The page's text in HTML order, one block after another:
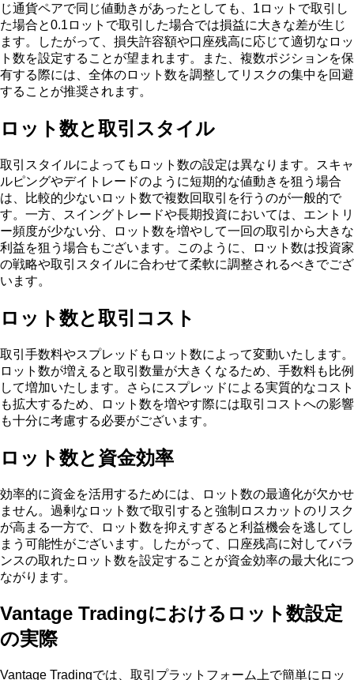
じ通貨ペアで同じ値動きがあったとしても、1ロットで取引し
た場合と0.1ロットで取引した場合では損益に大きな差が生じ
ます。したがって、損失許容額や口座残高に応じて適切なロッ
ト数を設定することが望まれます。また、複数ポジションを保
有する際には、全体のロット数を調整してリスクの集中を回避
することが推奨されます。
ロット数と取引スタイル
取引スタイルによってもロット数の設定は異なります。スキャ
ルピングやデイトレードのように短期的な値動きを狙う場合
は、比較的少ないロット数で複数回取引を行うのが一般的で
す。一方、スイングトレードや長期投資においては、エントリ
ー頻度が少ない分、ロット数を増やして一回の取引から大きな
利益を狙う場合もございます。このように、ロット数は投資家
の戦略や取引スタイルに合わせて柔軟に調整されるべきでござ
います。
ロット数と取引コスト
取引手数料やスプレッドもロット数によって変動いたします。
ロット数が増えると取引数量が大きくなるため、手数料も比例
して増加いたします。さらにスプレッドによる実質的なコスト
も拡大するため、ロット数を増やす際には取引コストへの影響
も十分に考慮する必要がございます。
ロット数と資金効率
効率的に資金を活用するためには、ロット数の最適化が欠かせ
ません。過剰なロット数で取引すると強制ロスカットのリスク
が高まる一方で、ロット数を抑えすぎると利益機会を逃してし
まう可能性がございます。したがって、口座残高に対してバラ
ンスの取れたロット数を設定することが資金効率の最大化につ
ながります。
Vantage Tradingにおけるロット数設定
の実際
Vantage Tradingでは、取引プラットフォーム上で簡単にロッ